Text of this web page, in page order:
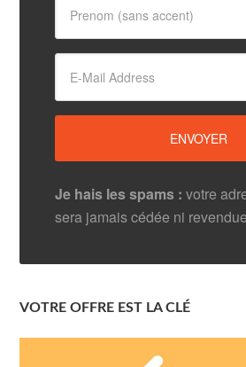
Je hais les spams : votre
sera jamais cédée ni
VOTRE OFFRE EST LA CLÉ